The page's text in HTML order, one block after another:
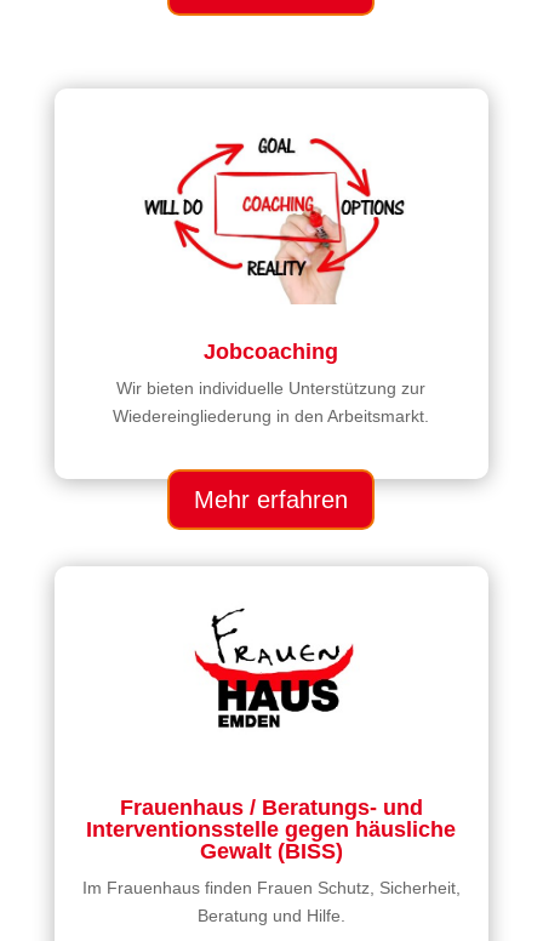
Jobcoaching
Wir bieten individuelle Unterstützung zur
Wiedereingliederung in den Arbeitsmarkt.
Mehr erfahren
Frauenhaus / Beratungs- und
Interventionsstelle gegen häusliche
Gewalt (BISS)
Im Frauenhaus finden Frauen Schutz, Sicherheit,
Beratung und Hilfe.